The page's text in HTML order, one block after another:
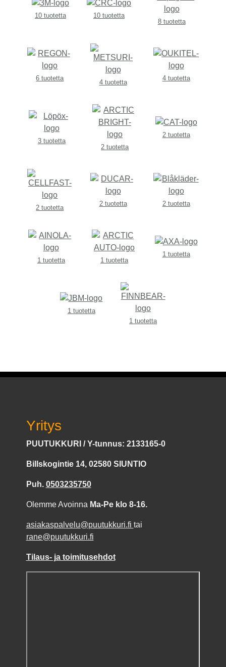
10 tuotetta
10 tuotetta
8 tuotetta
6 tuotetta
4 tuotetta
4 tuotetta
3 tuotetta
2 tuotetta
2 tuotetta
2 tuotetta
2 tuotetta 2 tuotetta
1 tuotetta 1 tuotetta
1 tuotetta
1 tuotetta
1 tuotetta
Yritys
PUUTUKKURI / Y-tunnus: 2133165-0
Billskogintie 14, 02580 SIUNTIO
Puh. 0503235750
Olemme Avoinna Ma-Pe klo 8-16.
asiakaspalvelu@puutukkuri.fi tai
rane@puutukkuri.fi
Tilaus- ja toimitusehdot